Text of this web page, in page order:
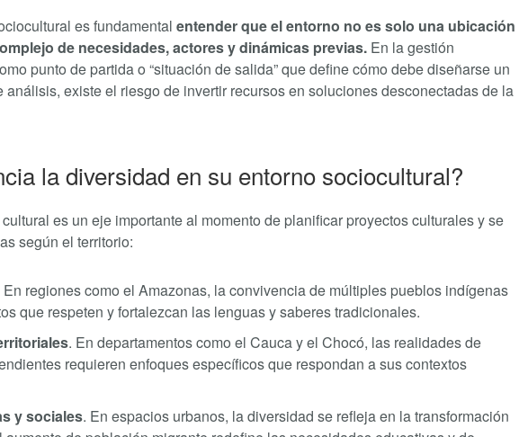
es fundamental entender que el entorno no es solo una ubicación
de necesidades, actores y dinámicas previas. En la gestión
punto de partida o “situación de salida” que define cómo debe diseñarse un
análisis, existe el riesgo de invertir recursos en soluciones desconectadas de la
la diversidad en su entorno sociocultural?
es un eje importante al momento de planificar proyectos culturales y se
según el territorio:
En regiones como el Amazonas, la convivencia de múltiples pueblos indígenas
que respeten y fortalezcan las lenguas y saberes tradicionales.
. En departamentos como el Cauca y el Chocó, las realidades de
requieren enfoques específicos que respondan a sus contextos
y sociales. En espacios urbanos, la diversidad se refleja en la transformación